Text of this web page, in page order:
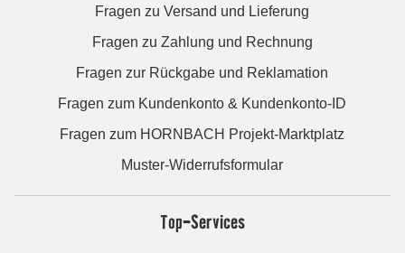
Fragen zu Versand und Lieferung
Fragen zu Zahlung und Rechnung
Fragen zur Rückgabe und Reklamation
Fragen zum Kundenkonto & Kundenkonto-ID
Fragen zum HORNBACH Projekt-Marktplatz
Muster-Widerrufsformular
Top-Services